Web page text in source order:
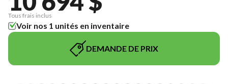
Tous frais inclus
Voir nos 1 unités en inventaire
DEMANDE DE PRIX